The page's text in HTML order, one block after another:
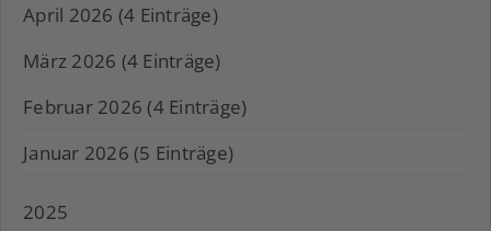
April 2026 (4 Einträge)
März 2026 (4 Einträge)
Februar 2026 (4 Einträge)
Januar 2026 (5 Einträge)
2025